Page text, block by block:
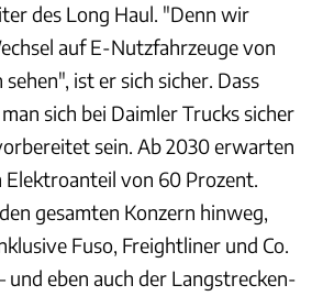
des Long Haul. "Denn wir
auf E-Nutzfahrzeuge von
ist er sich sicher. Dass
sich bei Daimler Trucks sicher
sein. Ab 2030 erwarten
Elektroanteil von 60 Prozent.
gesamten Konzern hinweg,
Fuso, Freightliner und Co.
und eben auch der Langstrecken-